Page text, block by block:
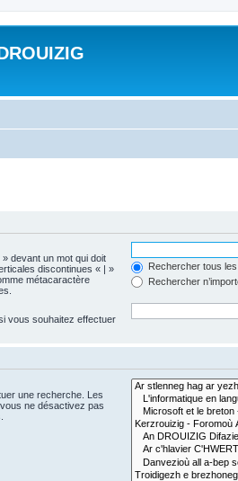
devant un mot qui doit
discontinues « | »
métacaractère
Rechercher tous
Rechercher
vous souhaitez effectuer
une recherche. Les
ne désactivez pas